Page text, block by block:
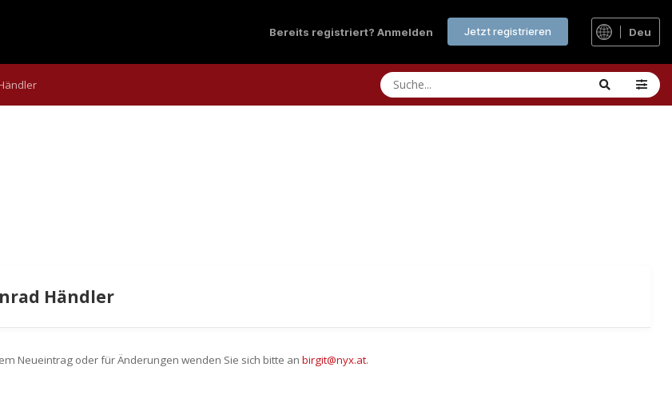
Bereits registriert? Anmelden Jetzt registrieren Deu
Händler
Neueintrag oder für Änderungen wenden Sie sich bitte an birgit@nyx.at.